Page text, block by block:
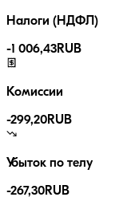
Налоги (НДФЛ)
-1 006,43RUB
Комиссии
-299,20RUB
Убыток по телу
-267,30RUB